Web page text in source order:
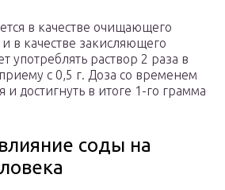
в качестве очищающего
в качестве закисляющего
употреблять раствор 2 раза в
с 0,5 г. Доза со временем
достигнуть в итоге 1-го грамма
соды на